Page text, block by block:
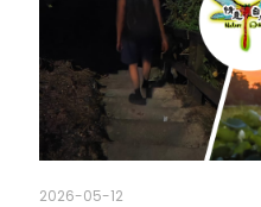
2026-05-12